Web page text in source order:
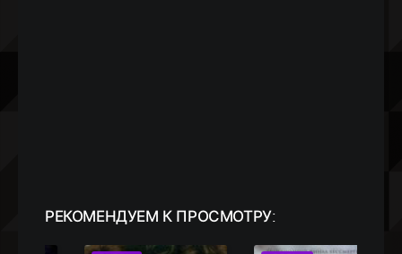
РЕКОМЕНДУЕМ К ПРОСМОТРУ: